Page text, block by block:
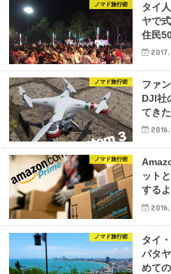
ノマド旅行術
タイ
ヤで
住民
ノマド旅行術
ファ
DJI社
てき
ノマド旅行術
ット
するよ
ノマド旅行術
タイ
パタ
めて